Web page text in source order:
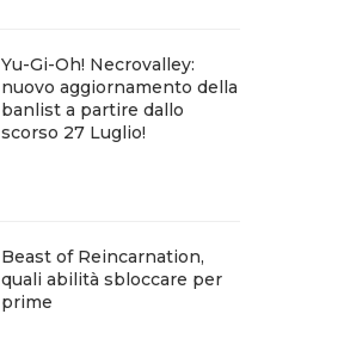
Yu-Gi-Oh! Necrovalley:
nuovo aggiornamento della
banlist a partire dallo
scorso 27 Luglio!
Beast of Reincarnation,
quali abilità sbloccare per
prime